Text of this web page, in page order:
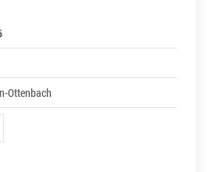
Ottenbach